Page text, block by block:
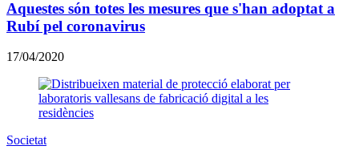
Aquestes són totes les mesures que s'han adoptat a
Rubí pel coronavirus
17/04/2020
Societat